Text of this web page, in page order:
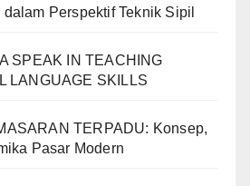
Perspektif Teknik Sipil
SPEAK IN TEACHING
LANGUAGE SKILLS
TERPADU: Konsep,
Pasar Modern